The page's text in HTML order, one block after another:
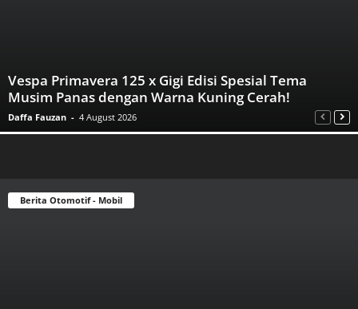
Vespa Primavera 125 x Gigi Edisi Spesial Tema
Musim Panas dengan Warna Kuning Cerah!
Daffa Fauzan - 4 August 2026
Berita Otomotif - Mobil